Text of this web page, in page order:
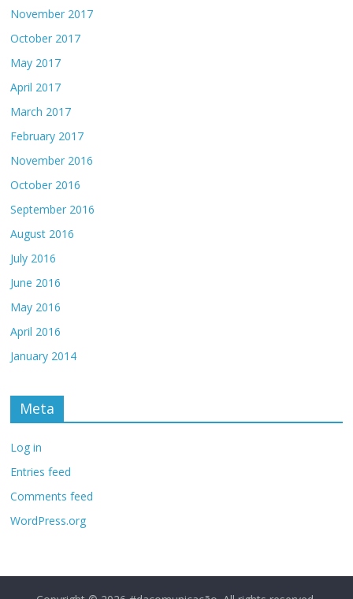
November 2017
October 2017
May 2017
April 2017
March 2017
February 2017
November 2016
October 2016
September 2016
August 2016
July 2016
June 2016
May 2016
April 2016
January 2014
Meta
Log in
Entries feed
Comments feed
WordPress.org